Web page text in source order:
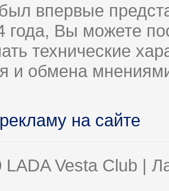
впервые
года, Вы можете
технические
и обмена
на сайте
Vesta Club |